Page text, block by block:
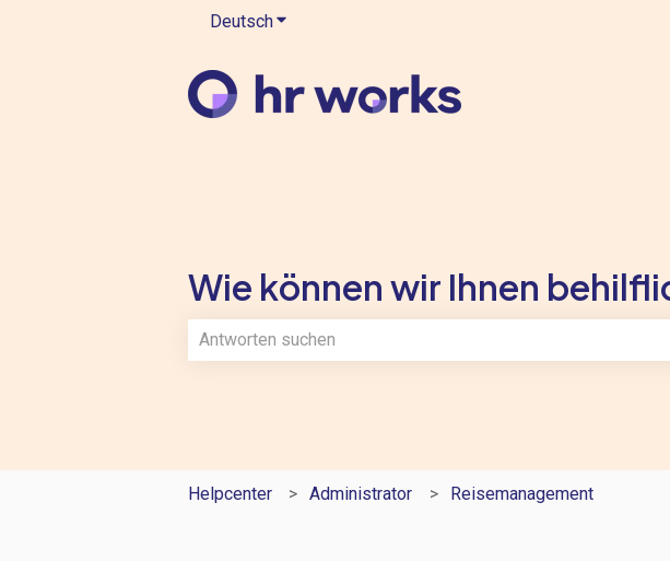
DeutschUntermenü für Übersetzungen anzeigen
Wie können wir Ihnen
Helpcenter Administrator Reisemanagement